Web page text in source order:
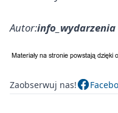
Autor:info_wydarzenia
Zaobserwuj nas!